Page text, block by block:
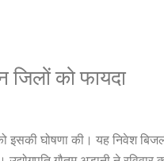
को फायदा
घोषणा की। यह निवेश